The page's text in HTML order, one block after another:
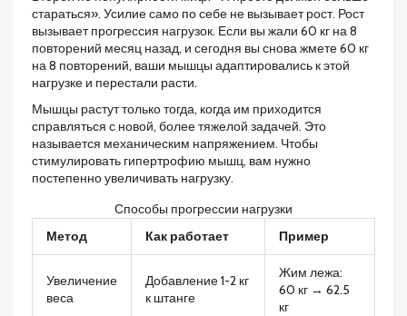
стараться». Усилие само по себе не вызывает рост. Рост
вызываетпрогрессия нагрузок. Если вы жали 60 кг на 8
повторений месяц назад, и сегодня вы снова жмете 60 кг
на 8 повторений, ваши мышцы адаптировались к этой
нагрузке и перестали расти.
Мышцы растут только тогда, когда им приходится
справляться с новой, более тяжелой задачей. Это
называется механическим напряжением. Чтобы
стимулировать гипертрофию мышц, вам нужно
постепенно увеличивать нагрузку.
Способы прогрессии нагрузки
Метод
Как работает Пример
Увеличение
веса
Добавление 1-2 кг
к штанге
Жим лежа:
60 кг → 62.5
кг